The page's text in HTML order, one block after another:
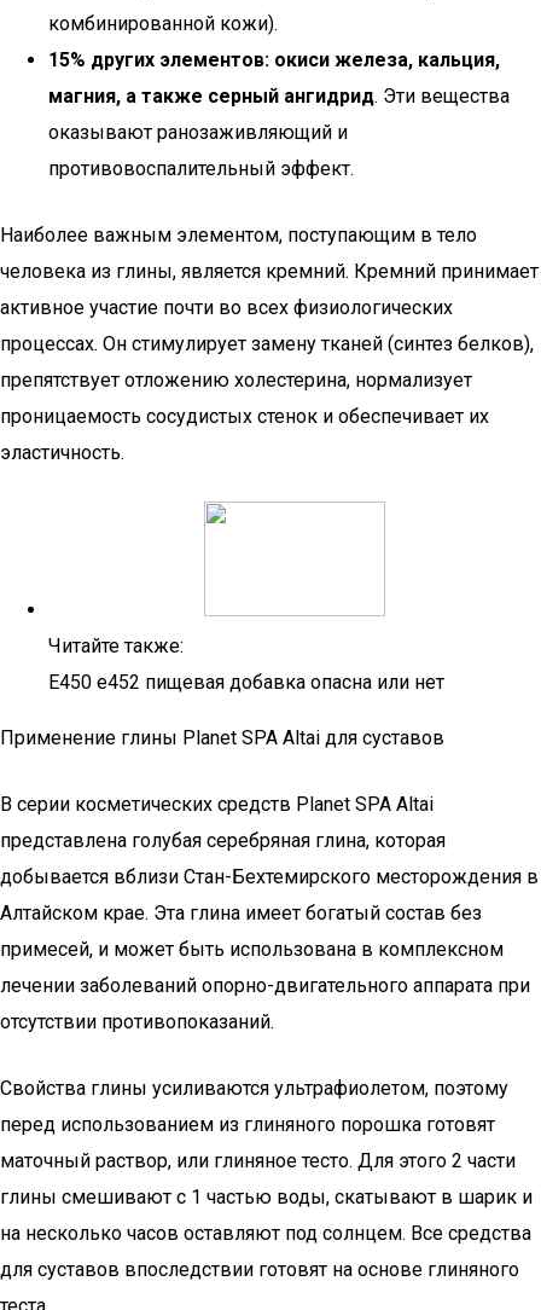
комбинированной кожи).
15% других элементов: окиси железа, кальция,
магния, а также серный ангидрид. Эти вещества
оказывают ранозаживляющий и
противовоспалительный эффект.
Наиболее важным элементом, поступающим в тело
человека из глины, является кремний. Кремний принимает
активное участие почти во всех физиологических
процессах. Он стимулирует замену тканей (синтез белков),
препятствует отложению холестерина, нормализует
проницаемость сосудистых стенок и обеспечивает их
эластичность.
Читайте также:
Е450 е452 пищевая добавка опасна или нет
Применение глины Planet SPA Altai для суставов
В серии косметических средств Planet SPA Altai
представлена голубая серебряная глина, которая
добывается вблизи Стан-Бехтемирского месторождения в
Алтайском крае. Эта глина имеет богатый состав без
примесей, и может быть использована в комплексном
лечении заболеваний опорно-двигательного аппарата при
отсутствии противопоказаний.
Свойства глины усиливаются ультрафиолетом, поэтому
перед использованием из глиняного порошка готовят
маточный раствор, или глиняное тесто. Для этого 2 части
глины смешивают с 1 частью воды, скатывают в шарик и
на несколько часов оставляют под солнцем. Все средства
для суставов впоследствии готовят на основе глиняного